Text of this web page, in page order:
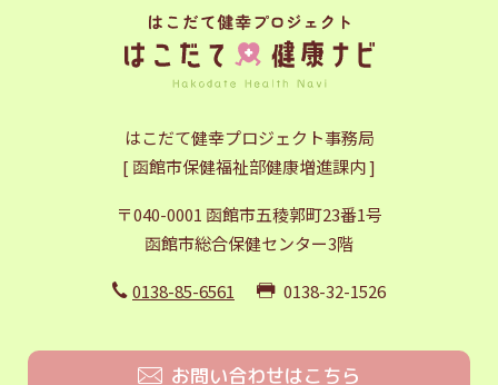
はこだて健幸プロジェクト事務局
[ 函館市保健福祉部健康増進課内 ]
〒040-0001 函館市五稜郭町23番1号
函館市総合保健センター3階
0138-85-6561 0138-32-1526
お問い合わせはこちら